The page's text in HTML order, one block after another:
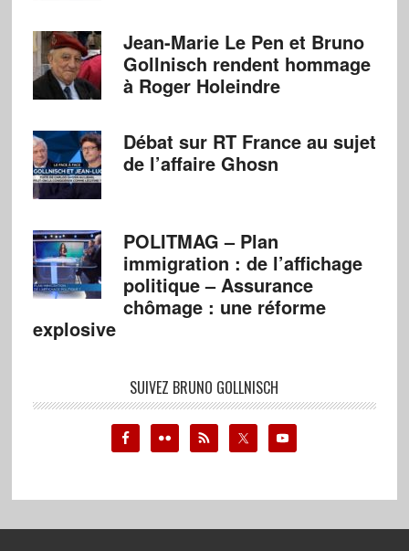
Jean-Marie Le Pen et Bruno
Gollnisch rendent hommage
à Roger Holeindre
Débat sur RT France au sujet
de l’affaire Ghosn
POLITMAG – Plan
immigration : de l’affichage
politique – Assurance
chômage : une réforme
explosive
SUIVEZ BRUNO GOLLNISCH